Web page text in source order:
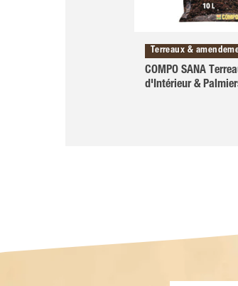
Terreaux &
COMPO SANA
d'Intérieur &